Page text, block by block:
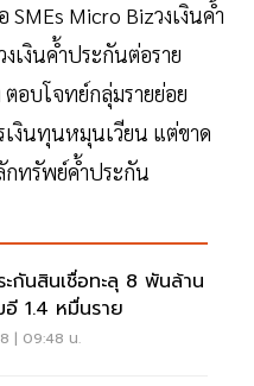
SMEs Micro Bizวงเงินค้ำ
เงินค้ำประกันต่อราย
อบโจทย์กลุ่มรายย่อย
งินทุนหมุนเวียน แต่ขาด
ทรัพย์ค้ำประกัน
กันสินเชื่อทะลุ 8 พันล้าน
อี 1.4 หมื่นราย
| 09:48 น.